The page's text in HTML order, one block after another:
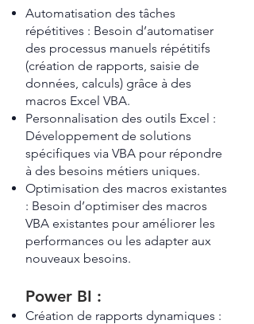
Automatisation des tâches
répétitives : Besoin d’automatiser
des processus manuels répétitifs
(création de rapports, saisie de
données, calculs) grâce à des
macros Excel VBA.
Personnalisation des outils Excel :
Développement de solutions
spécifiques via VBA pour répondre
à des besoins métiers uniques.
Optimisation des macros existantes
: Besoin d’optimiser des macros
VBA existantes pour améliorer les
performances ou les adapter aux
nouveaux besoins.
Power BI :
Création de rapports dynamiques :